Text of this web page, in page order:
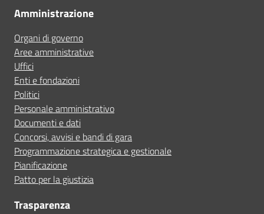
Amministrazione
Organi di governo
Aree amministrative
Uffici
Enti e fondazioni
Politici
Personale amministrativo
Documenti e dati
Concorsi, avvisi e bandi di gara
Programmazione strategica e gestionale
Pianificazione
Patto per la giustizia
Trasparenza